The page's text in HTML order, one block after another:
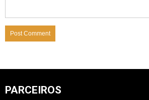
PARCEIROS